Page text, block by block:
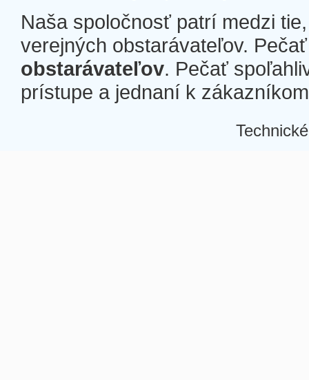
Naša spoločnosť patrí medzi
verejných obstarávateľov.
obstarávateľov. Pečať
prístupe a jednaní k